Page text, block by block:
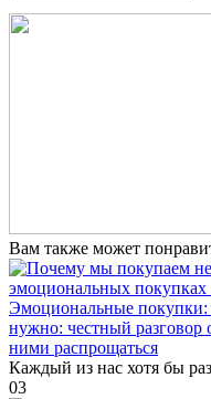
Вам также может
Эмоциональные
нужно: честный разговор
ними распрощаться
Каждый из нас хотя бы
03